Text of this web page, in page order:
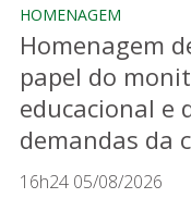
HOMENAGEM
Homenagem
papel do
educacional e
demandas da
16h24 05/08/2026